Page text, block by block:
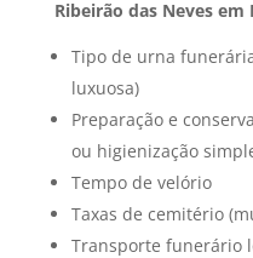
Ribeirão das Neves em
Tipo de urna
luxuosa)
Preparação e
ou higienização
Tempo de velório
Taxas de cemitério
Transporte funerário